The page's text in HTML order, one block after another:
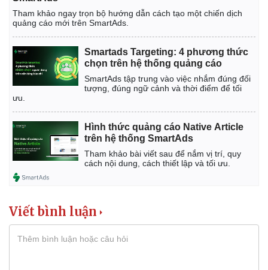
Tham khảo ngay trọn bộ hướng dẫn cách tạo một chiến dịch
quảng cáo mới trên SmartAds.
Smartads Targeting: 4 phương thức
chọn trên hệ thống quảng cáo
SmartAds tập trung vào việc nhắm đúng đối
tượng, đúng ngữ cảnh và thời điểm để tối
ưu.
Hình thức quảng cáo Native Article
trên hệ thống SmartAds
Tham khảo bài viết sau để nắm vị trí, quy
cách nội dung, cách thiết lập và tối ưu.
Viết bình luận